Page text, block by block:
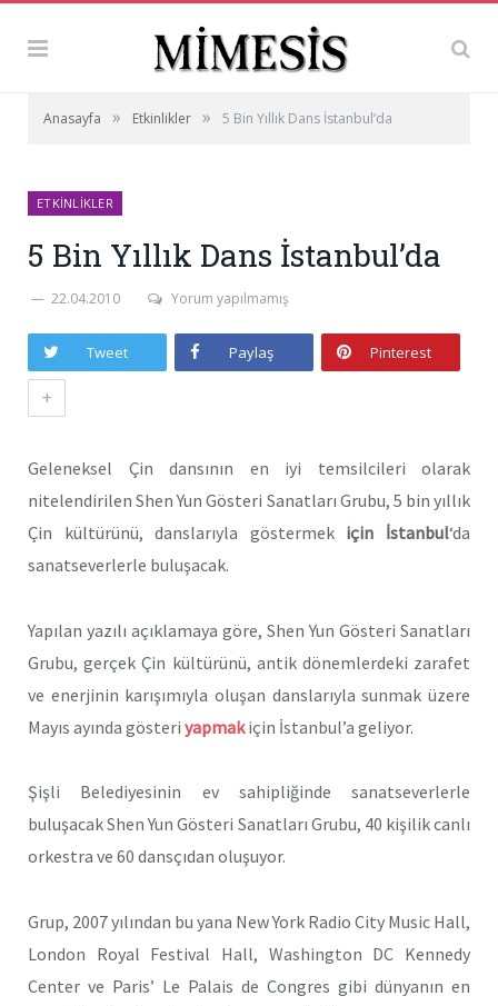
Anasayfa » Etkinlikler » 5 Bin Yıllık Dans İstanbul’da
ETKINLIKLER
5 Bin Yıllık Dans İstanbul’da
22.04.2010 Yorum yapılmamış
Tweet Paylaş Pinterest
+
Geleneksel Çin dansının en iyi temsilcileri olarak
nitelendirilen Shen Yun Gösteri Sanatları Grubu, 5 bin yıllık
Çin kültürünü, danslarıyla göstermekiçin İstanbul‘da
sanatseverlerle buluşacak.
Yapılan yazılı açıklamaya göre, Shen Yun Gösteri Sanatları
Grubu, gerçek Çin kültürünü, antik dönemlerdeki zarafet
ve enerjinin karışımıyla oluşan danslarıyla sunmak üzere
Mayıs ayında gösteri yapmakiçin İstanbul’a geliyor.
Şişli Belediyesinin evsahipliğinde sanatseverlerle
buluşacak Shen Yun Gösteri Sanatları Grubu, 40 kişilik canlı
orkestra ve 60 dansçıdan oluşuyor.
Grup, 2007 yılından bu yana New York Radio City Music Hall,
London Royal Festival Hall, Washington DC Kennedy
Center ve Paris’ Le Palais de Congres gibi dünyanın en